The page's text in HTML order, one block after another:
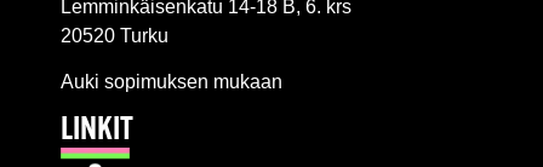
Lemminkäisenkatu 14-18 B, 6. krs
20520 Turku
Auki sopimuksen mukaan
LINKIT